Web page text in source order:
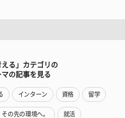
える」カテゴリの
マの記事を見る
インターン 資格 留学
の先の環境へ。 就活